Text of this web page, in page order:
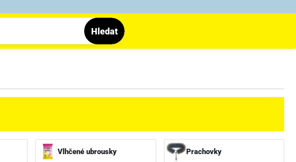
Hledat
Vlhčené ubrousky Prachovky